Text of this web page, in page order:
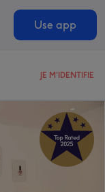
Use app
JE M'IDENTIFIE